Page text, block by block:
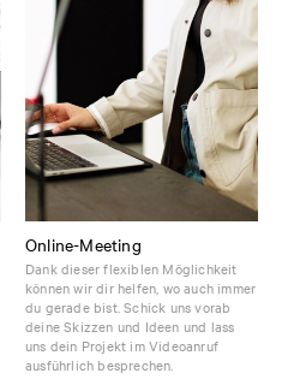
Online-Meeting
Dank dieser flexiblen Möglichkeit
können wir dir helfen, wo auch immer
du gerade bist. Schick uns vorab
deine Skizzen und Ideen und lass
uns dein Projekt im Videoanruf
ausführlich besprechen.